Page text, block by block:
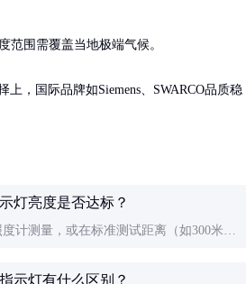
范围需覆盖当地极端气候。
，国际品牌如Siemens、SWARCO品质稳
灯亮度是否达标？
计测量，或在标准测试距离（如300米）
示灯有什么区别？